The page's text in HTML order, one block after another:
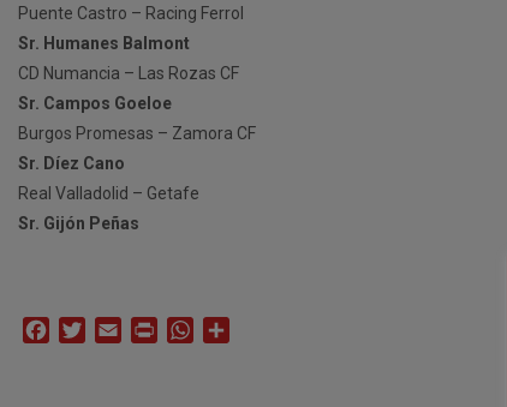
Puente Castro – Racing Ferrol
Sr. Humanes Balmont
CD Numancia – Las Rozas CF
Sr. Campos Goeloe
Burgos Promesas – Zamora CF
Sr. Díez Cano
Real Valladolid – Getafe
Sr. Gijón Peñas
FacebookTwitterEmail Print WhatsApp